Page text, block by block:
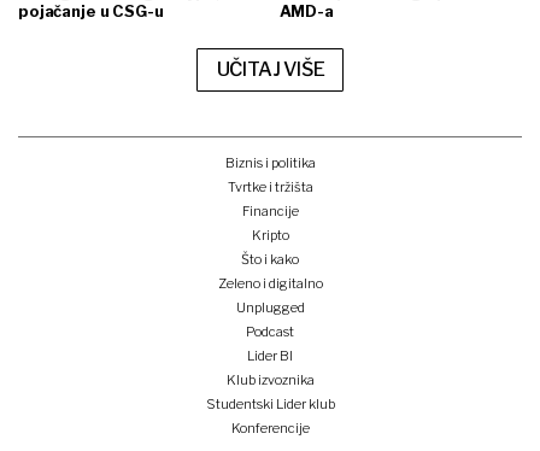
pojačanje u CSG-u
AMD-a
UČITAJ VIŠE
Biznis i politika
Tvrtke i tržišta
Financije
Kripto
Što i kako
Zeleno i digitalno
Unplugged
Podcast
Lider BI
Klub izvoznika
Studentski Lider klub
Konferencije